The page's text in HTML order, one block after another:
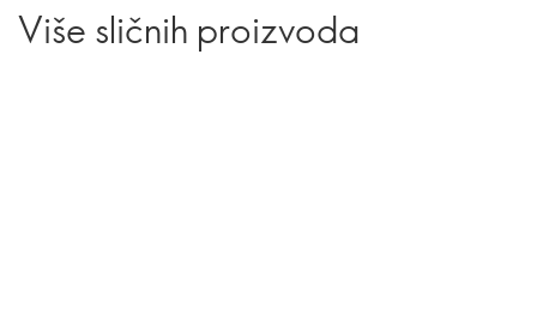
Više sličnih proizvoda